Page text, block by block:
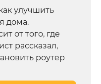
улучшить
дома.
от того, где
рассказал,
роутер